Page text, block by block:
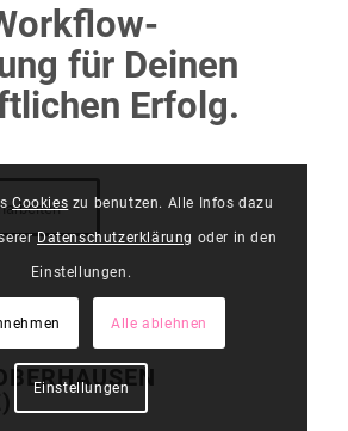
für Deinen
Erfolg.
Cookies zu benutzen. Alle Infos dazu
Datenschutzerklärung oder in den
Einstellungen.
Alle ablehnen
Einstellungen